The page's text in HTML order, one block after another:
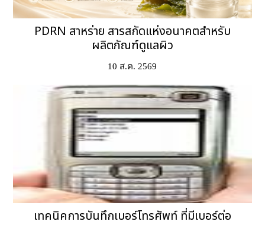
PDRN สาหร่าย สารสกัดแห่งอนาคตสำหรับ
ผลิตภัณฑ์ดูแลผิว
10 ส.ค. 2569
เทคนิคการบันทึกเบอร์โทรศัพท์ ที่มีเบอร์ต่อ